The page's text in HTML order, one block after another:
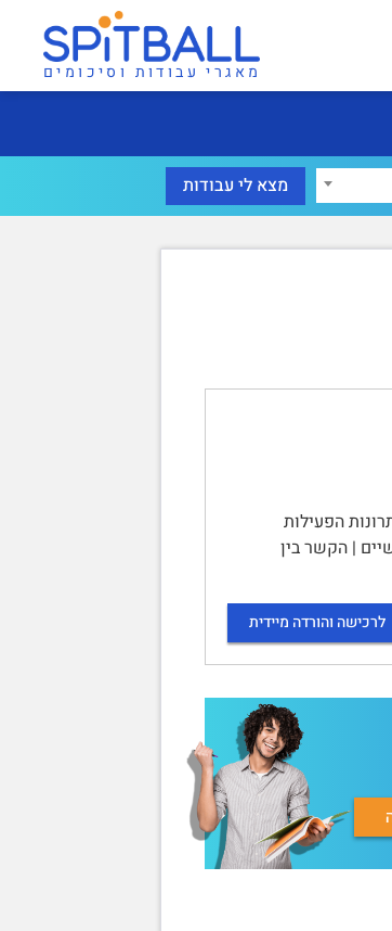
מאגרי עבודות וסיכומים
| שער | יתרונות הפעילות
| הקשר בין
לרכישה והורדה מיידית